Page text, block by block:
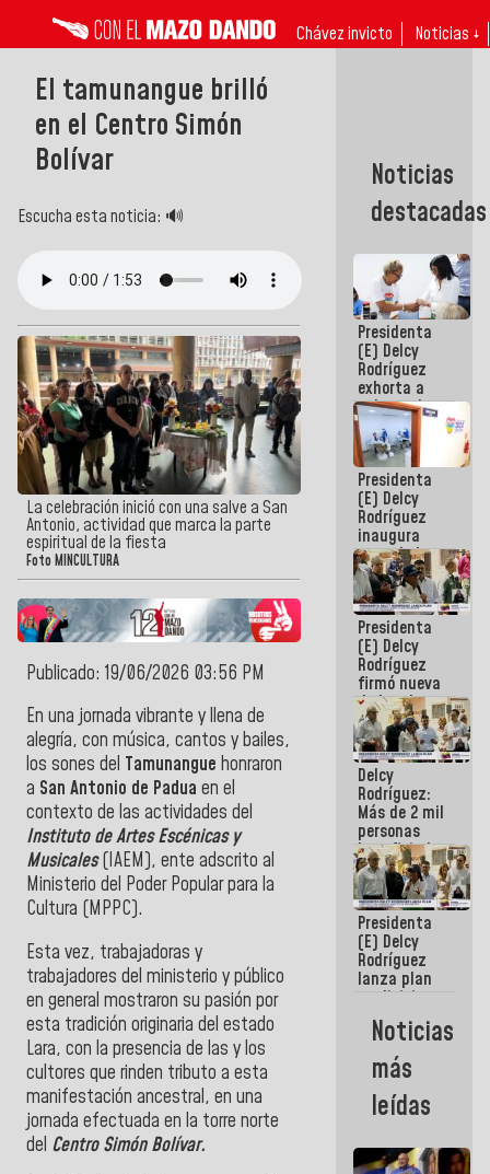
Chávez invicto Noticias ↓
El tamunangue brilló
en el Centro Simón
Bolívar
Escucha esta noticia: 🔊
La celebración inició con una salve a San
Antonio, actividad que marca la parte
espiritual de la fiesta
Foto MINCULTURA
Publicado: 19/06/2026 03:56 PM
En una jornada vibrante y llena de
alegría, con música, cantos y bailes,
los sones del Tamunangue honraron
a San Antonio de Padua en el
contexto de las actividades del
Instituto de Artes Escénicas y
Musicales(IAEM), ente adscrito al
Ministerio del Poder Popular para la
Cultura (MPPC).
Esta vez, trabajadoras y
trabajadores del ministerio y público
en general mostraron su pasión por
esta tradición originaria del estado
Lara, con la presencia de las y los
cultores que rinden tributo a esta
manifestación ancestral, en una
jornada efectuada en la torre norte
del Centro Simón Bolívar.
Noticias
destacadas
Presidenta
(E) Delcy
Rodríguez
exhorta a
gobernadores
y alcaldes a
edificar
casas para
abuelos
Presidenta
(E) Delcy
Rodríguez
inaugura
casa de los
Abuelos
Primavera
en Caracas
Presidenta
(E) Delcy
Rodríguez
firmó nueva
de Ley de
Arrendamiento
aprobada
por la AN
Delcy
Rodríguez:
Más de 2 mil
personas
beneficiadas
con planes
para
atención de
emergencia
sísmica en
la última
semana
Presidenta
(E) Delcy
Rodríguez
lanza plan
crediticio
con subsidio
a Juntas de
Condominio
Noticias
más
leídas